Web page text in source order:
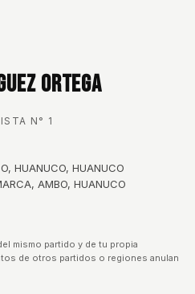
Ortega
N° 1
HUANUCO, HUANUCO
AMBO, HUANUCO
mismo partido y de tu propia
de otros partidos o regiones anulan